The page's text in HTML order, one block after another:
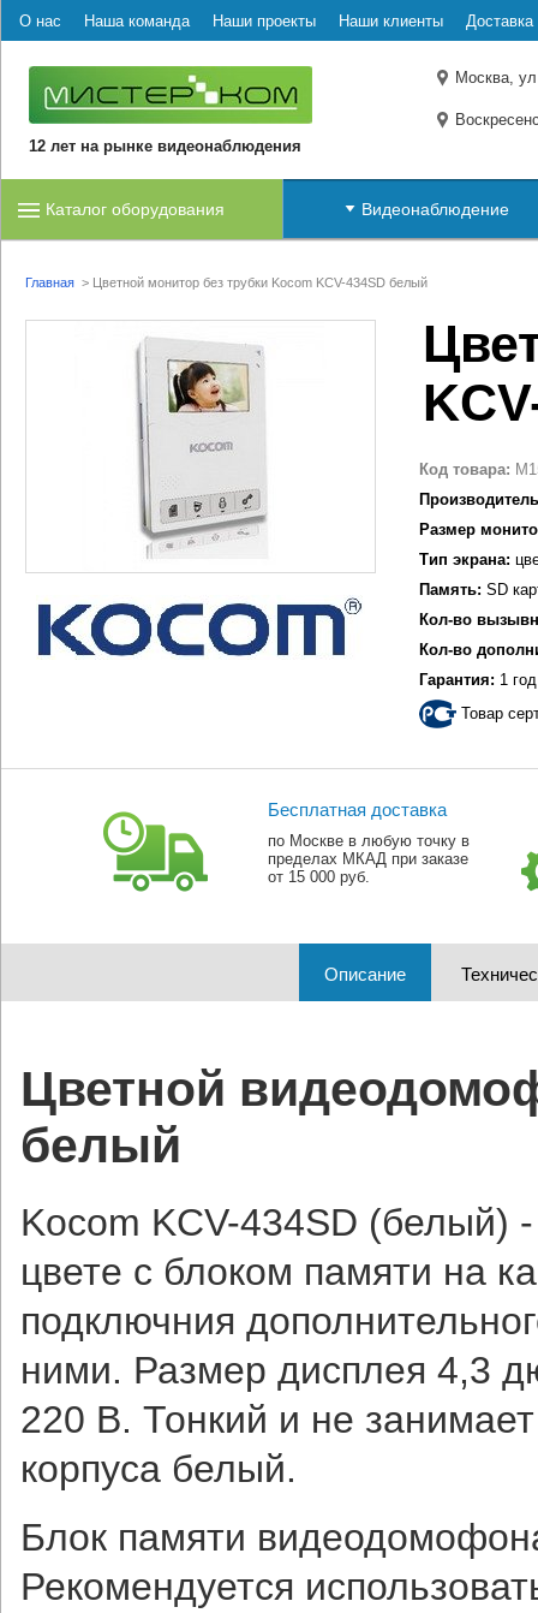
О нас Наша команда Наши проекты Наши клиенты Доставка
12 лет на рынке видеонаблюдения
Москва,
Каталог оборудования Видеонаблюдение
Главная > Цветной монитор без трубки Kocom KCV-434SD белый
Код товара:
Размер
Тип экрана:
Память: SD
Кол-во
Кол-во
Гарантия: 1 год
Товар
Бесплатная доставка
по Москве в любую точку в
пределах МКАД при заказе
от 15 000 руб.
Описание
Цветной
белый
Kocom KCV-434SD
цвете с блоком памяти на
подключния
ними. Размер дисплея 4,3
220 В. Тонкий и не
корпуса белый.
Блок памяти
Рекомендуется